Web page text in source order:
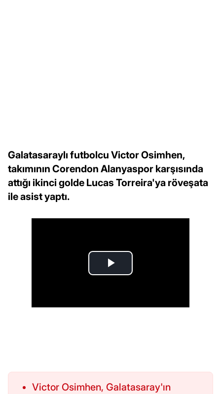
Galatasaraylı futbolcu Victor Osimhen,
takımının Corendon Alanyaspor karşısında
attığı ikinci golde Lucas Torreira'ya röveşata
ile asist yaptı.
Victor Osimhen, Galatasaray'ın